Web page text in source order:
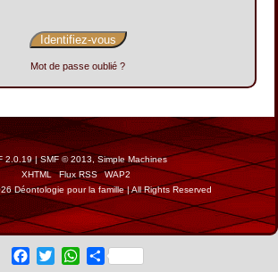
Mot de passe oublié ?
2.0.19|SMF © 2013, Simple Machines
XHTML
Flux RSS
WAP2
Déontologie pour la famille | All Rights Reserved
Facebook
Twitter WhatsApp
Share